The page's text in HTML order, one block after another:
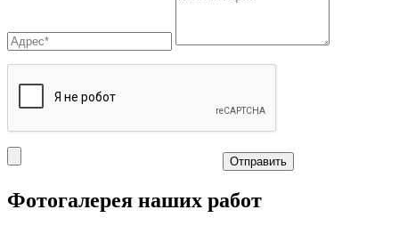
Отправить
Фотогалерея наших работ